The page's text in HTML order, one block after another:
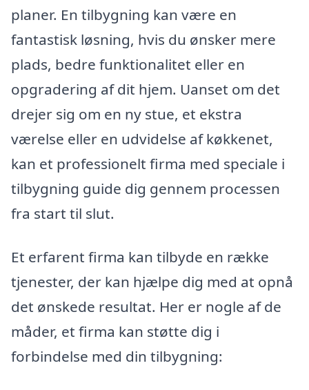
planer. En tilbygning kan være en
fantastisk løsning, hvis du ønsker mere
plads, bedre funktionalitet eller en
opgradering af dit hjem. Uanset om det
drejer sig om en ny stue, et ekstra
værelse eller en udvidelse af køkkenet,
kan et professionelt firma med speciale i
tilbygning guide dig gennem processen
fra start til slut.
Et erfarent firma kan tilbyde en række
tjenester, der kan hjælpe dig med at opnå
det ønskede resultat. Her er nogle af de
måder, et firma kan støtte dig i
forbindelse med din tilbygning: